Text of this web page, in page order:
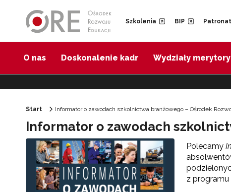
Szkolenia BIP
O nas Doskonalenie kadr Wydziały
Start Informator o zawodach szkolnictwa branżowego – Ośrodek
Informator o zawodach
Polecamy
z programu